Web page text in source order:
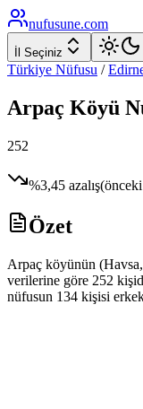
nufusune.com
İl Seçiniz
Türkiye Nüfusu /
Arpaç Köyü
252
%3,45 azalış
Özet
Arpaç köyünün
verilerine göre 252
nüfusun 134 kişisi